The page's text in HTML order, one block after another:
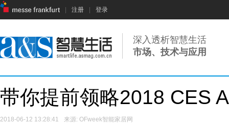
注册 登录
深入透析智慧生活
市场、技术与应用
带你提前领略2018 CES
2018-06-12 13:28:41 来源: OFweek智能家居网